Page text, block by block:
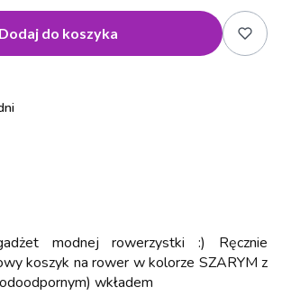
Dodaj do koszyka
modnej rowerzystki :) Ręcznie
koszyk na rower w kolorze SZARYM z
wkładem